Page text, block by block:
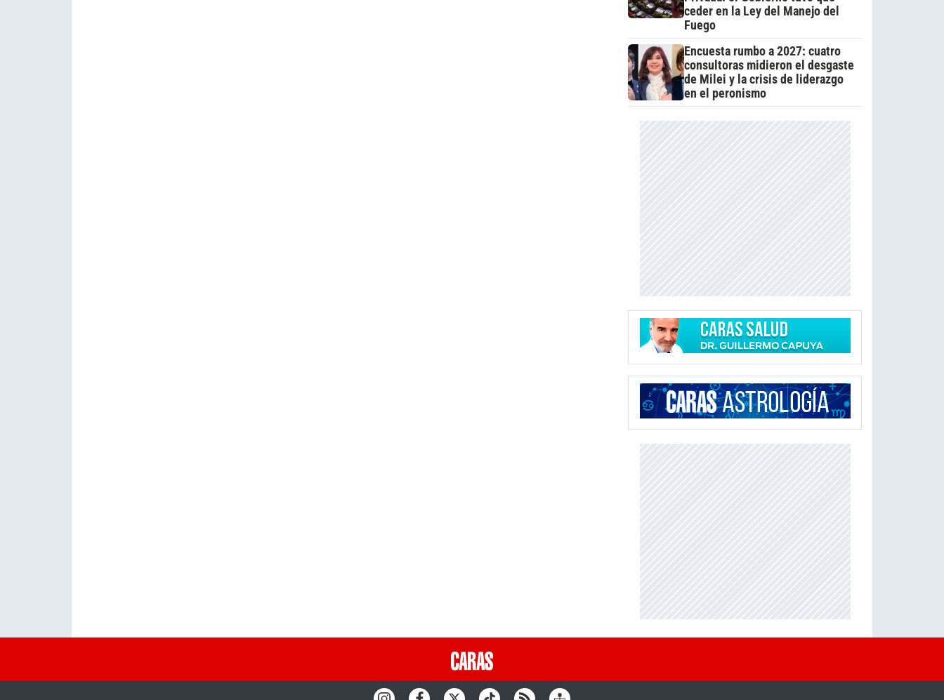
ceder en la Ley del Manejo del
Fuego
Encuesta rumbo a 2027: cuatro
consultoras midieron el desgaste
de Milei y la crisis de liderazgo
en el peronismo